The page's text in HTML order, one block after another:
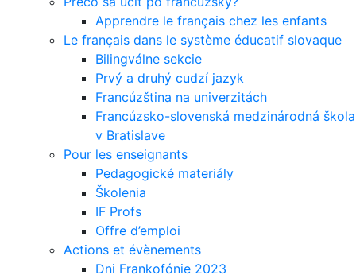
Apprendre le français chez les enfants
Le français dans le système éducatif slovaque
Bilingválne sekcie
Prvý a druhý cudzí jazyk
Francúzština na univerzitách
Francúzsko-slovenská medzinárodná škola
v Bratislave
Pour les enseignants
Pedagogické materiály
Školenia
IF Profs
Offre d’emploi
Actions et évènements
Dni Frankofónie 2023